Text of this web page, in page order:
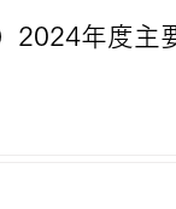
2024年度主